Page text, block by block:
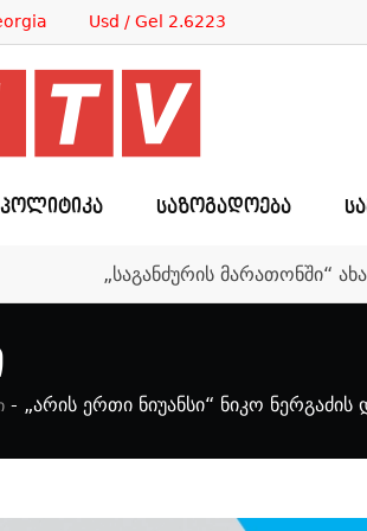
Usd / Gel 2.6223
ᲞᲝᲚᲘᲢᲘᲙᲐ ᲡᲐᲖᲝᲒᲐᲓᲝᲔᲑᲐ
„საგანძურის მარათონში“
- „არის ერთი ნიუანსი“ ნიკო